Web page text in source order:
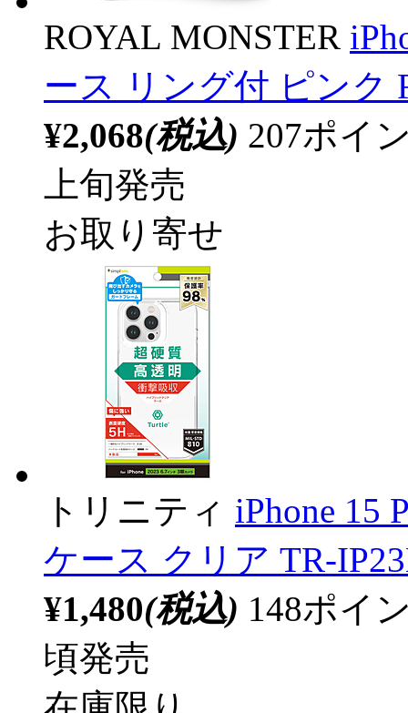
ROYAL MONSTER
ース リング付 ピンク
¥2,068(税込) 207ポイ
上旬発売
お取り寄せ
トリニティ iPhone 15
ケース クリア TR-
¥1,480(税込) 148ポイ
頃発売